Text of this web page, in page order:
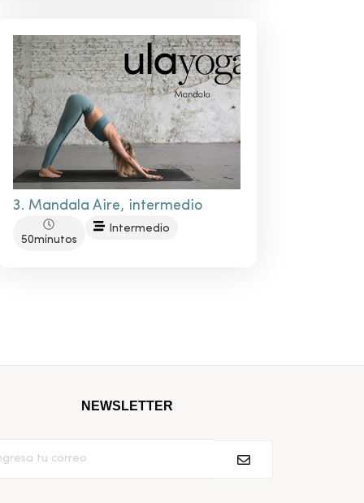
3. Mandala Aire, intermedio
50minutos
Intermedio
NEWSLETTER